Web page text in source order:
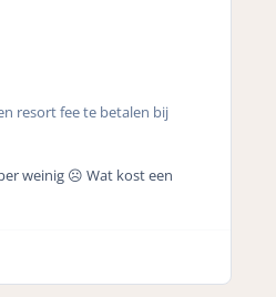
resort fee te betalen bij
weinig ☹️ Wat kost een